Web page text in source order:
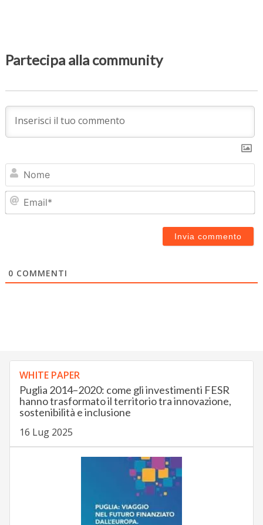
Partecipa alla community
0 COMMENTI
WHITE PAPER
Puglia 2014–2020: come gli investimenti FESR
hanno trasformato il territorio tra innovazione,
sostenibilità e inclusione
16 Lug 2025